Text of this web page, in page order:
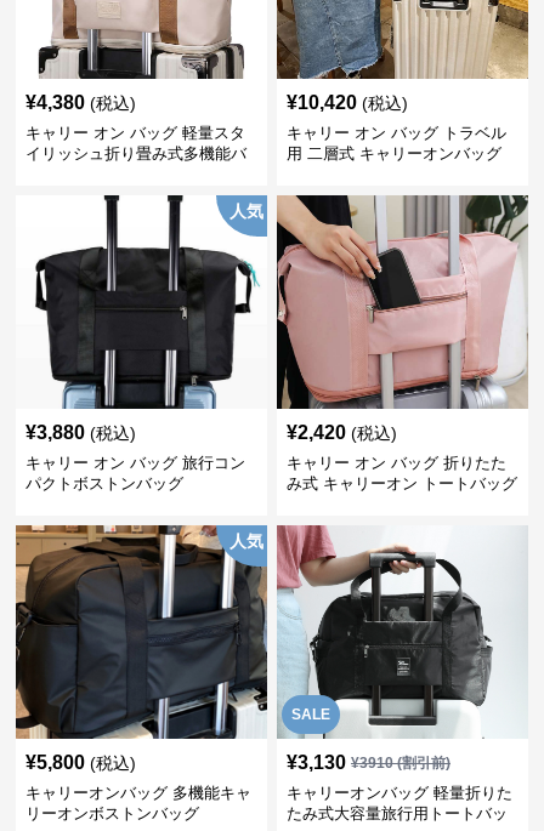
¥4,380 (税込)
キャリー オン バッグ 軽量スタ
イリッシュ折り畳み式多機能バ
¥10,420 (税込)
キャリー オン バッグ トラベル
用 二層式 キャリーオンバッグ
人気
¥3,880 (税込)
キャリー オン バッグ 旅行コン
パクトボストンバッグ
¥2,420 (税込)
キャリー オン バッグ 折りたた
み式 キャリーオン トートバッグ
人気
¥5,800 (税込)
キャリーオンバッグ 多機能キャ
リーオンボストンバッグ
SALE
¥3,130 ¥3910(割引前)
キャリーオンバッグ 軽量折りた
たみ式大容量旅行用トートバッ